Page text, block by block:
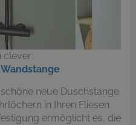
clever:
neue Duschstange
in Ihren Fliesen
ermöglicht es, die